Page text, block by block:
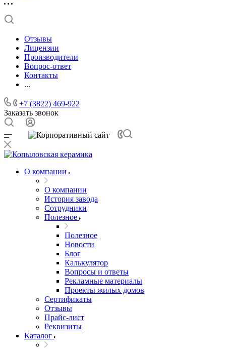
Отзывы
Лицензии
Производители
Вопрос-ответ
Контакты
...
+7 (3822) 469-922
Заказать звонок
О компании
О компании
История завода
Сотрудники
Полезное
Полезное
Новости
Блог
Калькулятор
Вопросы и ответы
Рекламные материалы
Проекты жилых домов
Сертификаты
Отзывы
Прайс-лист
Реквизиты
Каталог